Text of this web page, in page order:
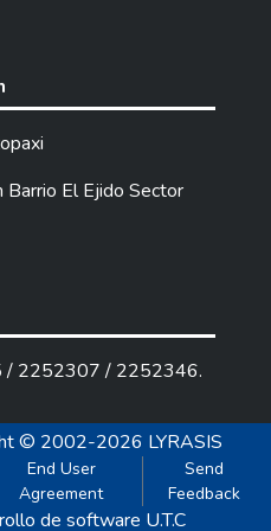
Barrio El Ejido Sector
/ 2252307 / 2252346.
© 2002-2026 LYRASIS
End User
Agreement
Send
Feedback
de software U.T.C